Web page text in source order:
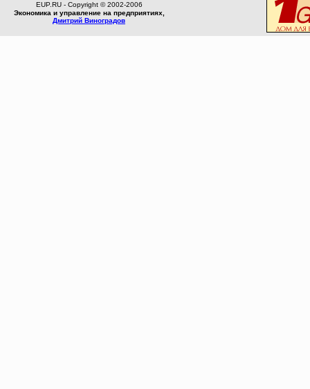
EUP.RU - Copyright © 2002-2006
Экономика и управление на предприятиях,
Дмитрий Виноградов